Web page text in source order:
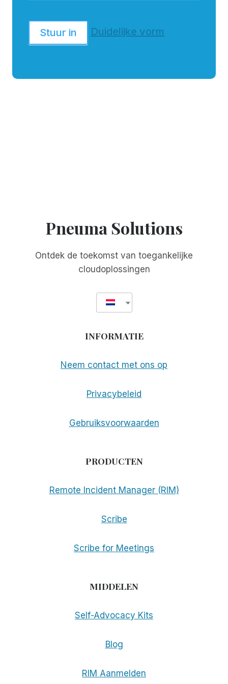
Stuur in Duidelijke vorm
Pneuma Solutions
Ontdek de toekomst van toegankelijke
cloudoplossingen
INFORMATIE
Neem contact met ons op
Privacybeleid
Gebruiksvoorwaarden
PRODUCTEN
Remote Incident Manager (RIM)
Scribe
Scribe for Meetings
MIDDELEN
Self-Advocacy Kits
Blog
RIM Aanmelden